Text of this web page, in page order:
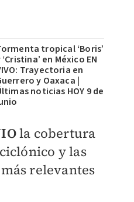
tropical ‘Boris’
‘Cristina’ en México EN
Trayectoria en
y Oaxaca |
noticias HOY 9 de
la cobertura
y las
relevantes